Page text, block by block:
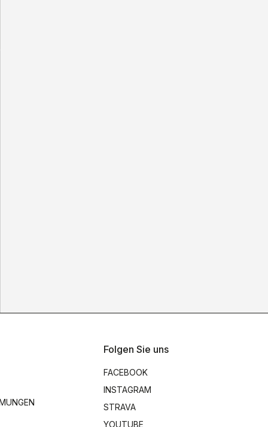
Folgen Sie uns
FACEBOOK
INSTAGRAM
STRAVA
YOUTUBE